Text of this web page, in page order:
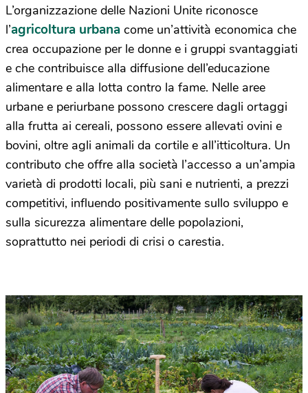
L’organizzazione delle Nazioni Unite riconosce
l’agricoltura urbana come un’attività economica che
crea occupazione per le donne e i gruppi svantaggiati
e che contribuisce alla diffusione dell’educazione
alimentare e alla lotta contro la fame. Nelle aree
urbane e periurbane possono crescere dagli ortaggi
alla frutta ai cereali, possono essere allevati ovini e
bovini, oltre agli animali da cortile e all’itticoltura. Un
contributo che offre alla società l’accesso a un’ampia
varietà di prodotti locali, più sani e nutrienti, a prezzi
competitivi, influendo positivamente sullo sviluppo e
sulla sicurezza alimentare delle popolazioni,
soprattutto nei periodi di crisi o carestia.